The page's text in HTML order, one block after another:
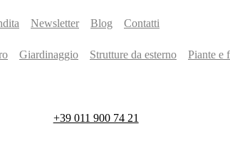
Newsletter Blog Contatti
Giardinaggio Strutture da esterno Piante e
+39 011 900 74 21